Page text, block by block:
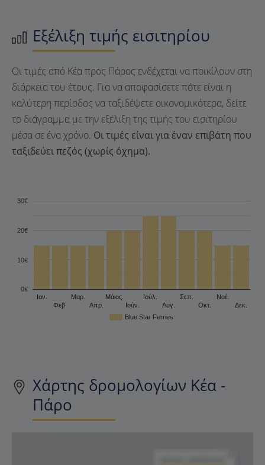
Εξέλιξη τιμής εισιτηρίου
Οι τιμές από Κέα προς Πάρος ενδέχεται να ποικίλουν στη
διάρκεια του έτους. Για να αποφασίσετε πότε είναι η
καλύτερη περίοδος να ταξιδέψετε οικονομικότερα, δείτε
το διάγραμμα με την εξέλιξη της τιμής του εισιτηρίου
μέσα σε ένα χρόνο. Οι τιμές είναι για έναν επιβάτη που
ταξιδεύει πεζός (χωρίς όχημα).
Blue Star Ferries
Ιαν.
Φεβ.
Μαρ.
Απρ.
Μάιος.
Ιούν.
Ιούλ.
Αυγ.
Σεπ.
Οκτ.
Νοέ.
Δεκ.
0€
10€
20€
30€
Χάρτης δρομολογίων Κέα -
Πάρο